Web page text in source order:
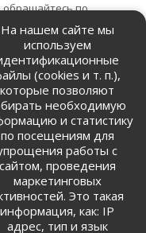
по
товара.
+7 (812) 971-42-42
На нашем сайте мы
используем
(cookies и т. п.),
которые позволяют
необходимую
и статистику
по посещениям для
работы с
сайтом, проведения
маркетинговых
Это такая
информация, как: IP
адрес, тип и язык